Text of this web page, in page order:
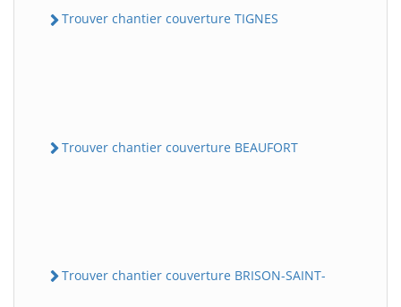
Trouver chantier couverture TIGNES
Trouver chantier couverture BEAUFORT
Trouver chantier couverture BRISON-SAINT-